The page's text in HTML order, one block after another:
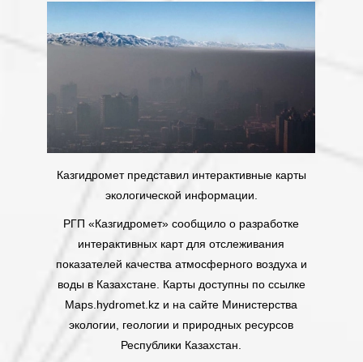
Казгидромет представил интерактивные карты
экологической информации.
РГП «Казгидромет» сообщило о разработке
интерактивных карт для отслеживания
показателей качества атмосферного воздуха и
воды в Казахстане. Карты доступны по ссылке
Maps.hydromet.kz и на сайте Министерства
экологии, геологии и природных ресурсов
Республики Казахстан.